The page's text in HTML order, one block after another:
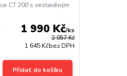
CT 200 s vestavěným
2 057 Kč
1 990 Kč/ks
1 645 Kčbez DPH
Přidat do košíku